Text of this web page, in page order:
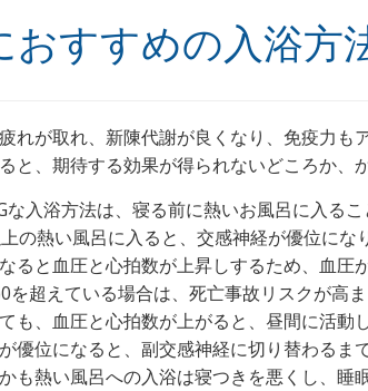
おすすめの入浴方
れが取れ、新陳代謝が良くなり、免疫力
と、期待する効果が得られないどころか、
入浴方法は、寝る前に熱いお風呂に入るこ
の熱い風呂に入ると、交感神経が優位にな
ると血圧と心拍数が上昇しするため、血圧
を超えている場合は、死亡事故リスクが高ま
も、血圧と心拍数が上がると、昼間に活動
優位になると、副交感神経に切り替わるま
も熱い風呂への入浴は寝つきを悪くし、睡